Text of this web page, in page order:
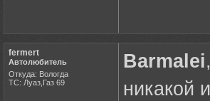
fermert
Автолюбитель
Откуда: Вологда
ТС: Луаз,Газ 69
Barmalei
никакой